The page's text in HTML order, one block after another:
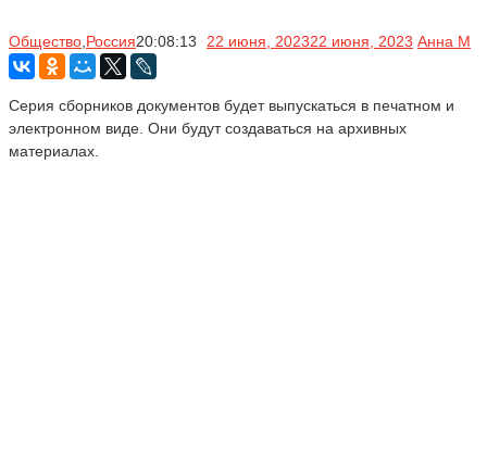
Общество Россия20:08:13 22 июня, 202322 июня, 2023 Анна М
Серия сборников документов будет выпускаться в печатном и
электронном виде. Они будут создаваться на архивных
материалах.